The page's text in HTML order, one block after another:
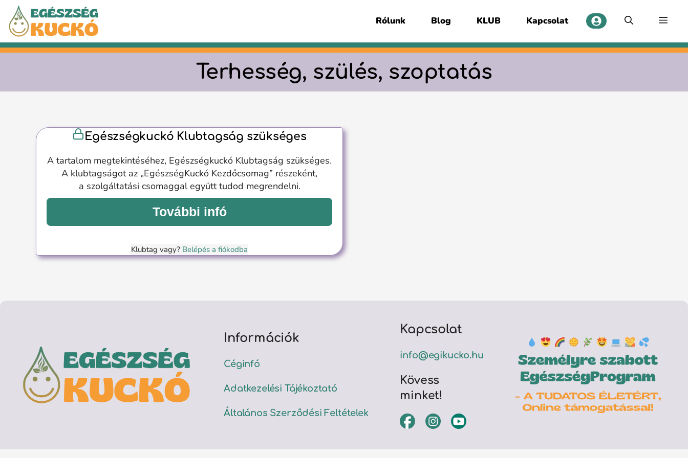
Kilépés
tartalomba
Rólunk Blog KLUB Kapcsolat
Terhesség, szülés, szoptatás
Egészségkuckó Klubtagság szükséges
A tartalom megtekintéséhez, Egészségkuckó Klubtagság szükséges.
A klubtagságot az „EgészségKuckó Kezdőcsomag” részeként,
a szolgáltatási csomaggal együtt tudod megrendelni.
További infó
Klubtag vagy? Belépés a fiókodba
Információk
Céginfó
Adatkezelési Tájékoztató
Általános Szerződési Feltételek
Kapcsolat
info@egikucko.hu
Kövess
minket!